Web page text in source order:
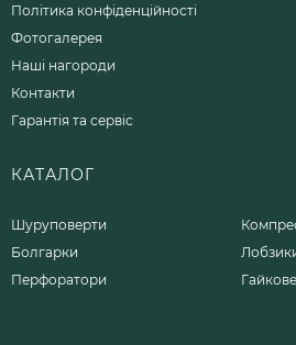
Політика конфіденційності
Фотогалерея
Наші нагороди
Контакти
Гарантія та сервіс
КАТАЛОГ
Шуруповерти
Болгарки
Перфоратори